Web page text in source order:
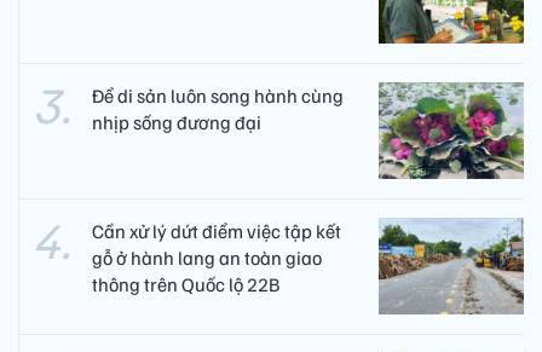
Để di sản luôn song hành cùng
nhịp sống đương đại
Cần xử lý dứt điểm việc tập kết
gỗ ở hành lang an toàn giao
thông trên Quốc lộ 22B